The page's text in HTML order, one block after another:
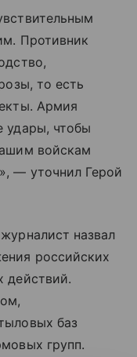
Противник
то есть
Армия
удары, чтобы
войскам
— уточнил Герой
назвал
российских
действий.
баз
групп.